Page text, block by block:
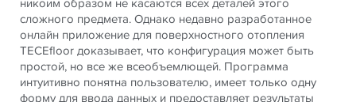
сложного предмета. Однако недавно разработанное
онлайн приложение для поверхностного отопления
TECEfloor доказывает, что конфигурация может быть
простой, но все же всеобъемлющей. Программа
интуитивно понятна пользователю, имеет только одну
форму для ввода данных и предоставляет результаты